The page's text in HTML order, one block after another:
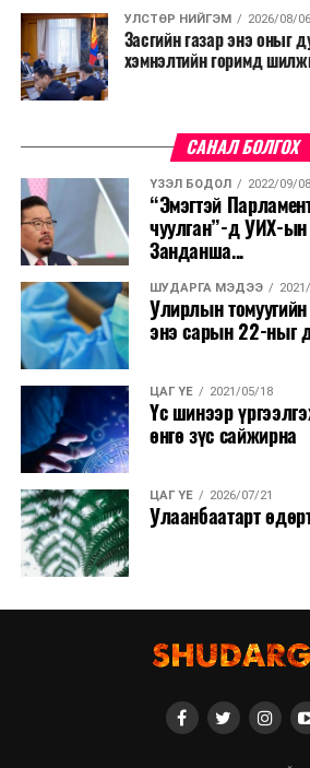
УЛСТӨР НИЙГЭМ 2026/08/06
Засгийн газар энэ оныг
хэмнэлтийн горимд
САНАЛ БОЛГОХ
ҮЗЭЛ БОДОЛ 2022/09/08
“Эмэгтэй
чуулган”-д УИХ-ын
Занданша...
ШУДАРГА МЭДЭЭ
Улирлын
энэ сарын 22-ныг
ЦАГ ҮЕ 2021/05/18
Үс шинээр
өнгө зүс сайжирна
ЦАГ ҮЕ 2026/07/21
Улаанбаатарт